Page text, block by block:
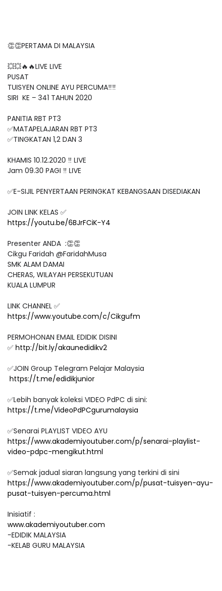
👏👏PERTAMA DI MALAYSIA
💥💥🔥🔥LIVE LIVE
PUSAT
TUISYEN ONLINE AYU PERCUMA‼️‼️
SIRI KE – 341 TAHUN 2020
PANITIA RBT PT3
✅MATAPELAJARAN RBT PT3
✅TINGKATAN 1,2 DAN 3
KHAMIS 10.12.2020 ‼️ LIVE
Jam 09.30 PAGI ‼️ LIVE
✅E-SIJIL PENYERTAAN PERINGKAT KEBANGSAAN DISEDIAKAN
JOIN LINK KELAS ✅
https://youtu.be/6BJrFCiK-Y4
Presenter ANDA :👏👏
Cikgu Faridah @FaridahMusa
SMK ALAM DAMAI
CHERAS, WILAYAH PERSEKUTUAN
KUALA LUMPUR
LINK CHANNEL ✅
https://www.youtube.com/c/Cikgufm
PERMOHONAN EMAIL EDIDIK DISINI
✅ http://bit.ly/akaunedidikv2
✅JOIN Group Telegram Pelajar Malaysia
https://t.me/edidikjunior
✅Lebih banyak koleksi VIDEO PdPC di sini:
https://t.me/VideoPdPCgurumalaysia
✅Senarai PLAYLIST VIDEO AYU
https://www.akademiyoutuber.com/p/senarai-playlist-
video-pdpc-mengikut.html
✅Semak jadual siaran langsung yang terkini di sini
https://www.akademiyoutuber.com/p/pusat-tuisyen-ayu-
pusat-tuisyen-percuma.html
Inisiatif :
www.akademiyoutuber.com
-EDIDIK MALAYSIA
-KELAB GURU MALAYSIA